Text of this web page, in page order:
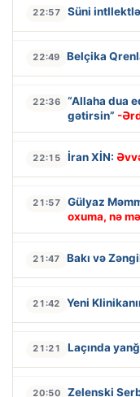
22:57 Süni
22:49 Belçika
22:36
“Allaha dua
gətirsin” -
22:15 İran XİN:
21:57 Gülyaz
oxuma, nə
21:47 Bakı və
21:42 Yeni
21:21 Laçında
20:50 Zelenski